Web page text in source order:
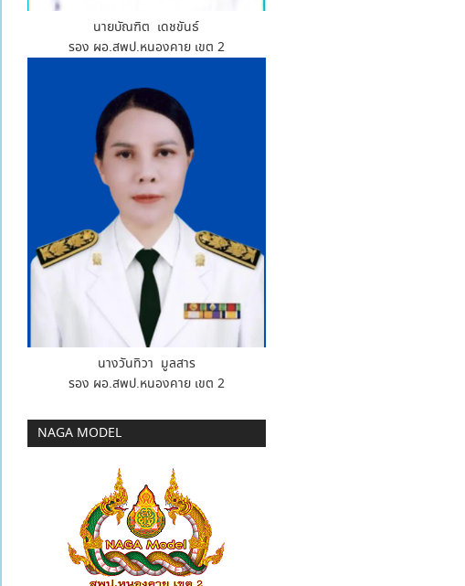
นายบัณฑิต เดชขันธ์
รอง ผอ.สพป.หนองคาย เขต 2
นางวันทิวา มูลสาร
รอง ผอ.สพป.หนองคาย เขต 2
NAGA MODEL